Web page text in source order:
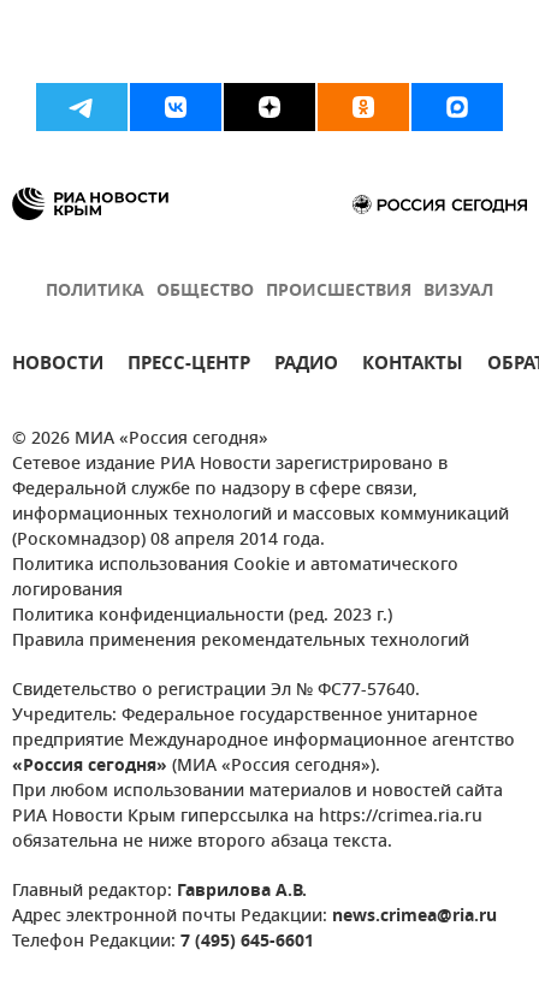
ПОЛИТИКА ОБЩЕСТВО ПРОИСШЕСТВИЯ ВИЗУАЛ
НОВОСТИ ПРЕСС-ЦЕНТР РАДИО КОНТАКТЫ
© 2026 МИА «Россия сегодня»
Сетевое издание РИА Новости зарегистрировано в
Федеральной службе по надзору в сфере связи,
информационных технологий и массовых коммуникаций
(Роскомнадзор) 08 апреля 2014 года.
Политика использования Cookie и автоматического
логирования
Политика конфиденциальности (ред. 2023 г.)
Правила применения рекомендательных технологий
Свидетельство о регистрации Эл № ФС77-57640.
Учредитель: Федеральное государственное унитарное
предприятие Международное информационное агентство
«Россия сегодня» (МИА «Россия сегодня»).
При любом использовании материалов и новостей сайта
РИА Новости Крым гиперссылка на https://crimea.ria.ru
обязательна не ниже второго абзаца текста.
Главный редактор: Гаврилова А.В.
Адрес электронной почты Редакции: news.crimea@ria.ru
Телефон Редакции: 7 (495) 645-6601